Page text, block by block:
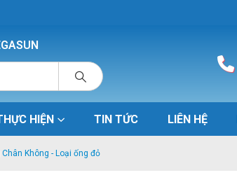
HIỆN TIN TỨC LIÊN HỆ
Không - Loại ống đỏ